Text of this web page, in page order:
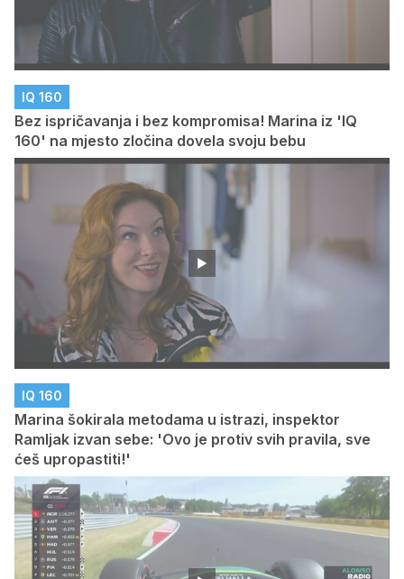
IQ 160
Bez ispričavanja i bez kompromisa! Marina iz 'IQ
160' na mjesto zločina dovela svoju bebu
IQ 160
Marina šokirala metodama u istrazi, inspektor
Ramljak izvan sebe: 'Ovo je protiv svih pravila, sve
ćeš upropastiti!'